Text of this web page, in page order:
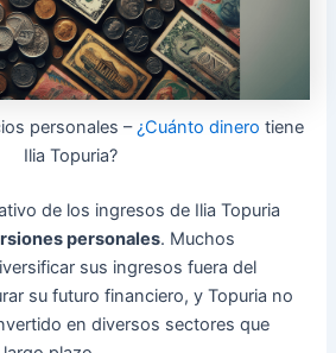
personales –¿Cuánto dinero tiene
Ilia Topuria?
de los ingresos de Ilia Topuria
personales. Muchos
sus ingresos fuera del
su futuro financiero, y Topuria no
en diversos sectores que